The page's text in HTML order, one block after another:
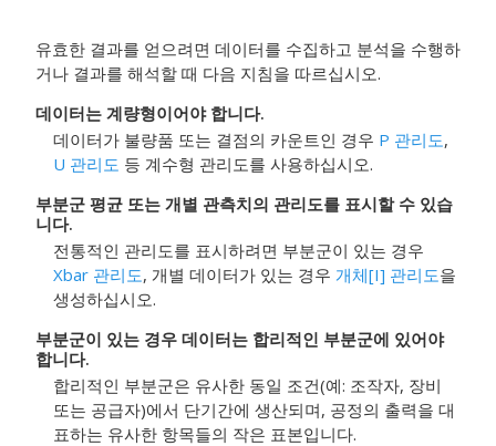
유효한 결과를 얻으려면 데이터를 수집하고 분석을 수행하
거나 결과를 해석할 때 다음 지침을 따르십시오.
데이터는 계량형이어야 합니다.
데이터가 불량품 또는 결점의 카운트인 경우 P 관리도,
U 관리도 등 계수형 관리도를 사용하십시오.
부분군 평균 또는 개별 관측치의 관리도를 표시할 수 있습
니다.
전통적인 관리도를 표시하려면 부분군이 있는 경우
Xbar 관리도, 개별 데이터가 있는 경우 개체[I] 관리도을
생성하십시오.
부분군이 있는 경우 데이터는 합리적인 부분군에 있어야
합니다.
합리적인 부분군은 유사한 동일 조건(예: 조작자, 장비
또는 공급자)에서 단기간에 생산되며, 공정의 출력을 대
표하는 유사한 항목들의 작은 표본입니다.